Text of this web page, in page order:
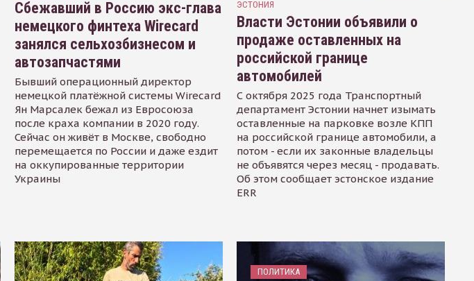
Сбежавший в Россию экс-глава
немецкого финтеха Wirecard
занялся сельхозбизнесом и
автозапчастями
Бывший операционный директор
немецкой платёжной системы Wirecard
Ян Марсалек бежал из Евросоюза
после краха компании в 2020 году.
Сейчас он живёт в Москве, свободно
перемещается по России и даже ездит
на оккупированные территории
Украины
ЭСТОНИЯ
Власти Эстонии объявили о
продаже оставленных на
российской границе
автомобилей
С октября 2025 года Транспортный
департамент Эстонии начнет изымать
оставленные на парковке возле КПП
на российской границе автомобили, а
потом - если их законные владельцы
не объявятся через месяц - продавать.
Об этом сообщает эстонское издание
ERR
ПОЛИТИКА